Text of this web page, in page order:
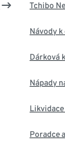
Tchibo
Návody k
Dárková
Nápady
Poradce